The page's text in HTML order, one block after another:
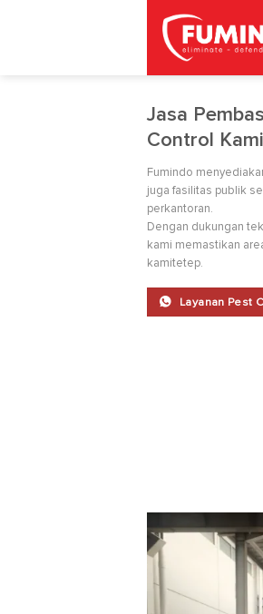
Jasa
Control
Fumindo
juga fasilitas publik
perkantoran.
Dengan dukungan
kami memastikan
kamitetep.
Layanan Pest